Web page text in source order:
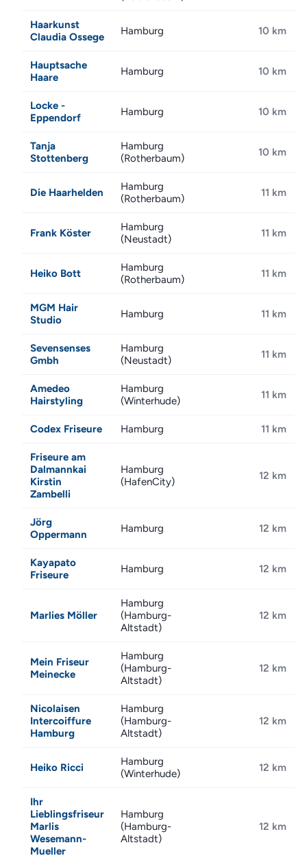
Haarkunst
Claudia Ossege
Hamburg 10 km
Hauptsache
Haare
Hamburg 10 km
Locke -
Eppendorf
Hamburg 10 km
Tanja
Stottenberg
Hamburg
(Rotherbaum)
10 km
Die Haarhelden
Hamburg
(Rotherbaum)
11 km
Frank Köster
Hamburg
(Neustadt)
11 km
Heiko Bott
Hamburg
(Rotherbaum)
11 km
MGM Hair
Studio
Hamburg 11 km
Sevensenses
Gmbh
Hamburg
(Neustadt)
11 km
Amedeo
Hairstyling
Hamburg
(Winterhude)
11 km
Codex Friseure Hamburg 11 km
Friseure am
Dalmannkai
Kirstin
Zambelli
Hamburg
(HafenCity)
12 km
Jörg
Oppermann
Hamburg 12 km
Kayapato
Friseure
Hamburg 12 km
Marlies Möller
Hamburg
(Hamburg-
Altstadt)
12 km
Mein Friseur
Meinecke
Hamburg
(Hamburg-
Altstadt)
12 km
Nicolaisen
Intercoiffure
Hamburg
Hamburg
(Hamburg-
Altstadt)
12 km
Heiko Ricci
Hamburg
(Winterhude)
12 km
Ihr
Lieblingsfriseur
Marlis
Wesemann-
Mueller
Hamburg
(Hamburg-
Altstadt)
12 km